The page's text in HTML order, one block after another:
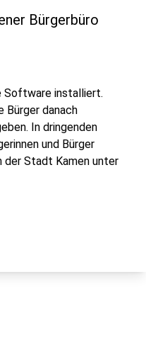
Bürgerbüro
Software installiert.
Bürger danach
In dringenden
und Bürger
Stadt Kamen unter